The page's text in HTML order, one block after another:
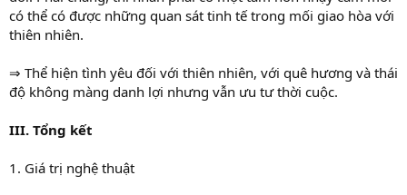
có thể có được những quan sát tinh tế trong mối giao hòa với
thiên nhiên.
⇒ Thể hiện tình yêu đối với thiên nhiên, với quê hương và thái
độ không màng danh lợi nhưng vẫn ưu tư thời cuộc.
III. Tổng kết
1. Giá trị nghệ thuật